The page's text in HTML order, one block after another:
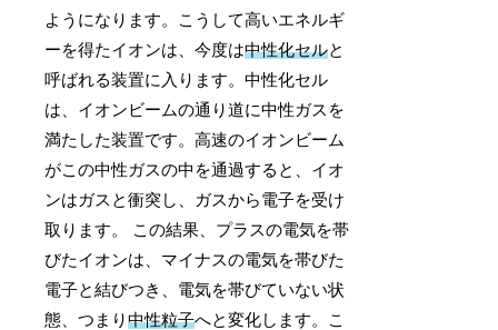
ようになります。こうして高いエネルギ
ーを得たイオンは、今度は中性化セルと
呼ばれる装置に入ります。中性化セル
は、イオンビームの通り道に中性ガスを
満たした装置です。高速のイオンビーム
がこの中性ガスの中を通過すると、イオ
ンはガスと衝突し、ガスから電子を受け
取ります。 この結果、プラスの電気を帯
びたイオンは、マイナスの電気を帯びた
電子と結びつき、電気を帯びていない状
態、つまり中性粒子へと変化します。こ